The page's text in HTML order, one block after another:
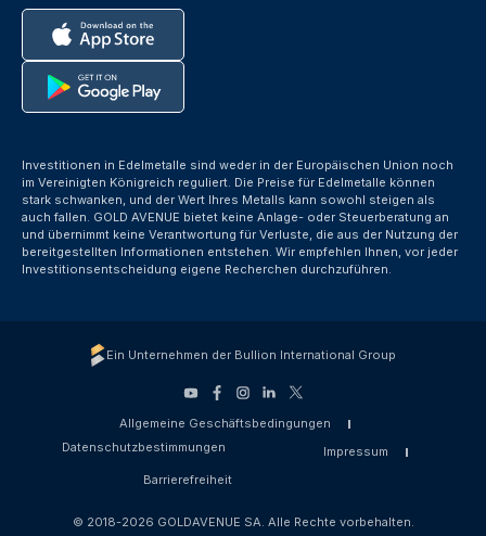
Investitionen in Edelmetalle sind weder in der Europäischen Union noch
im Vereinigten Königreich reguliert. Die Preise für Edelmetalle können
stark schwanken, und der Wert Ihres Metalls kann sowohl steigen als
auch fallen. GOLD AVENUE bietet keine Anlage- oder Steuerberatung an
und übernimmt keine Verantwortung für Verluste, die aus der Nutzung der
bereitgestellten Informationen entstehen. Wir empfehlen Ihnen, vor jeder
Investitionsentscheidung eigene Recherchen durchzuführen.
Ein Unternehmen der Bullion International Group
Allgemeine Geschäftsbedingungen
Datenschutzbestimmungen
Impressum
Barrierefreiheit
© 2018-2026 GOLDAVENUE SA. Alle Rechte vorbehalten.